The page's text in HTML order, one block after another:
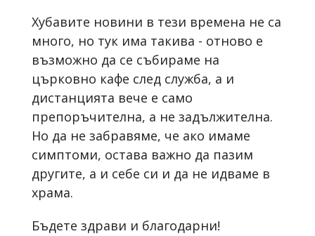
Хубавите новини в тези времена не са
много, но тук има такива - отново е
възможно да се събираме на
църковно кафе след служба, а и
дистанцията вече е само
препоръчителна, а не задължителна.
Но да не забравяме, че ако имаме
симптоми, остава важно да пазим
другите, а и себе си и да не идваме в
храма.
Бъдете здрави и благодарни!